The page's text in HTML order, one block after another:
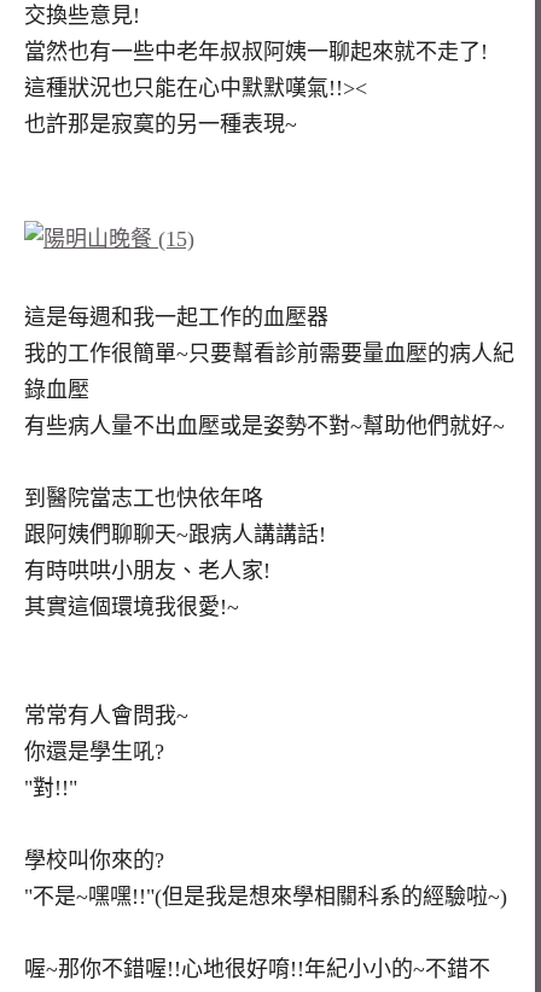
交換些意見!
當然也有一些中老年叔叔阿姨一聊起來就不走了!
這種狀況也只能在心中默默嘆氣!!><
也許那是寂寞的另一種表現~
這是每週和我一起工作的血壓器
我的工作很簡單~只要幫看診前需要量血壓的病人紀
錄血壓
有些病人量不出血壓或是姿勢不對~幫助他們就好~
到醫院當志工也快依年咯
跟阿姨們聊聊天~跟病人講講話!
有時哄哄小朋友、老人家!
其實這個環境我很愛!~
常常有人會問我~
你還是學生吼?
"對!!"
學校叫你來的?
"不是~嘿嘿!!"(但是我是想來學相關科系的經驗啦~)
喔~那你不錯喔!!心地很好唷!!年紀小小的~不錯不